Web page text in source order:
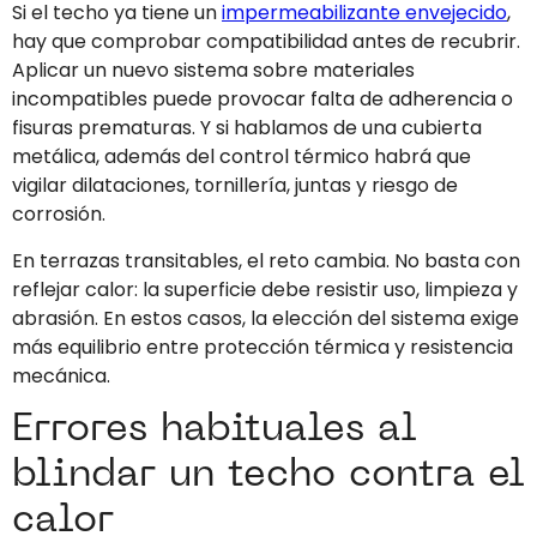
Si el techo ya tiene unimpermeabilizante envejecido,
hay que comprobar compatibilidad antes de recubrir.
Aplicar un nuevo sistema sobre materiales
incompatibles puede provocar falta de adherencia o
fisuras prematuras. Y si hablamos de una cubierta
metálica, además del control térmico habrá que
vigilar dilataciones, tornillería, juntas y riesgo de
corrosión.
En terrazas transitables, el reto cambia. No basta con
reflejar calor: la superficie debe resistir uso, limpieza y
abrasión. En estos casos, la elección del sistema exige
más equilibrio entre protección térmica y resistencia
mecánica.
Errores habituales al
blindar un techo contra el
calor